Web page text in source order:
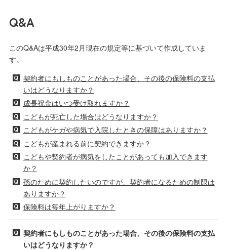
Q&A
このQ&Aは平成30年2月現在の規定等に基づいて作成していま
す。
契約者にもしものことがあった場合、その後の保険料の支払
いはどうなりますか？
成長祝金はいつ受け取れますか？
こどもが死亡した場合はどうなりますか？
こどもがケガや病気で入院したときの保障はありますか？
こどもが産まれる前に契約できますか？
こどもや契約者が病気をしたことがあっても加入できます
か？
孫のために契約したいのですが、契約者になるための制限は
ありますか？
保険料は毎年上がりますか？
契約者にもしものことがあった場合、その後の保険料の支払
いはどうなりますか？